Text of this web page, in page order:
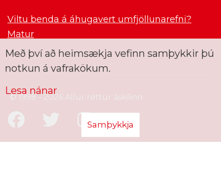
Viltu benda á áhugavert umfjöllunarefni?
Matur
© 1998 - 2026 Allur réttur áskilinn
Með því að heimsækja vefinn samþykkir þú
notkun á vafrakökum.
Lesa nánar
Samþykkja